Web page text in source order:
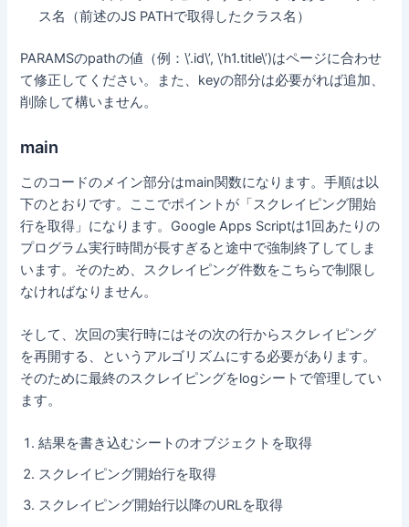
ス名（前述のJS PATHで取得したクラス名）
PARAMSのpathの値（例：\’.id\’, \’h1.title\’)はページに合わせ
て修正してください。また、keyの部分は必要がれば追加、
削除して構いません。
main
このコードのメイン部分はmain関数になります。手順は以
下のとおりです。ここでポイントが「スクレイピング開始
行を取得」になります。Google Apps Scriptは1回あたりの
プログラム実行時間が長すぎると途中で強制終了してしま
います。そのため、スクレイピング件数をこちらで制限し
なければなりません。
そして、次回の実行時にはその次の行からスクレイピング
を再開する、というアルゴリズムにする必要があります。
そのために最終のスクレイピングをlogシートで管理してい
ます。
結果を書き込むシートのオブジェクトを取得
スクレイピング開始行を取得
スクレイピング開始行以降のURLを取得